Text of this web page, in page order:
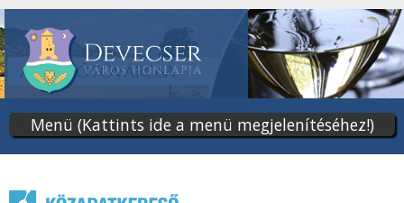
tartalomra
Menü (Kattints ide a menü megjelenítéséhez!)